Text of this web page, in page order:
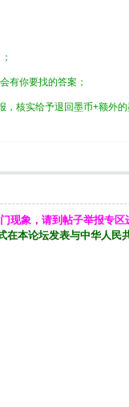
；
有你要找的答案；
，核实给予退回墨币+额外的
现象，请到帖子举报专区
本论坛发表与中华人民